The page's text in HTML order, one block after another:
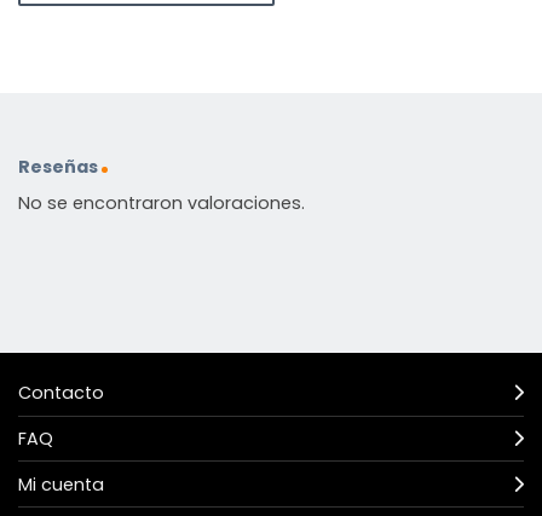
Reseñas
No se encontraron valoraciones.
Contacto
FAQ
Mi cuenta